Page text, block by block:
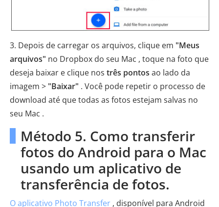
3. Depois de carregar os arquivos, clique em "Meus
arquivos" no Dropbox do seu Mac , toque na foto que
deseja baixar e clique nos três pontos ao lado da
imagem > "Baixar" . Você pode repetir o processo de
download até que todas as fotos estejam salvas no
seu Mac .
Método 5. Como transferir
fotos do Android para o Mac
usando um aplicativo de
transferência de fotos.
O aplicativo Photo Transfer , disponível para Android